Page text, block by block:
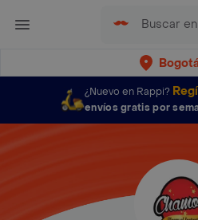
¿Nuevo en Rappi?
envíos gratis por